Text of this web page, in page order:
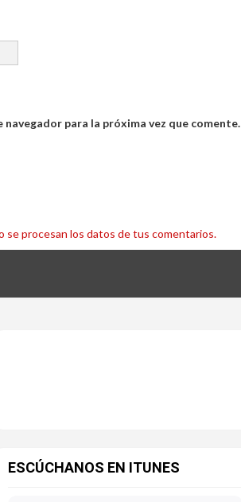
para la próxima vez que comente.
se procesan los datos de tus comentarios.
ESCÚCHANOS EN ITUNES